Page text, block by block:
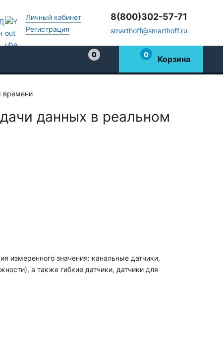
Личный кабинет
Регистрация
8(800)302-57-71
smarthoff@smarthoff.ru
0
0 Корзина
времени
данных в реальном
измеренного значения: канальные датчики,
а также гибкие датчики, датчики для